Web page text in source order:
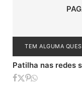
TEM ALGUMA
Patilha nas redes